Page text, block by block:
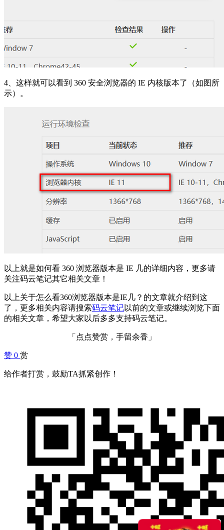
4、这样就可以看到 360 安全浏览器的 IE 内核版本了（如图所
示）。
以上就是如何看 360 浏览器版本是 IE 几的详细内容，更多请
关注码云笔记其它相关文章！
以上关于怎么看360浏览器版本是IE几？的文章就介绍到这
了，更多相关内容请搜索码云笔记以前的文章或继续浏览下面
的相关文章，希望大家以后多多支持码云笔记。
「点点赞赏，手留余香」
赞 0 赏
给作者打赏，鼓励TA抓紧创作！